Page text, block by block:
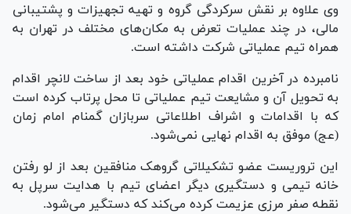
وی علاوه بر نقش سرکردگی گروه و تهیه تجهیزات و پشتیبانی
مالی، در چند عملیات تعرض به مکان‌های مختلف در تهران به
همراه تیم عملیاتی شرکت داشته است.
نامبرده در آخرین اقدام عملیاتی خود بعد از ساخت لانچر اقدام
به تحویل آن و مشایعت تیم عملیاتی تا محل پرتاب کرده است
که با اقدامات و اشراف اطلاعاتی سربازان گمنام امام زمان
(عج) موفق به اقدام نهایی نمی‌شود.
این تروریست عضو تشکیلاتی گروهک منافقین بعد از لو رفتن
خانه تیمی و دستگیری دیگر اعضای تیم با هدایت سرپل به
نقطه صفر مرزی عزیمت کرده می‌کند که دستگیر می‌شود.